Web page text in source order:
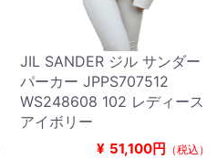
JIL SANDER ジル サンダー
パーカー JPPS707512
WS248608 102 レディース
アイボリー
¥ 51,100円 （税込）